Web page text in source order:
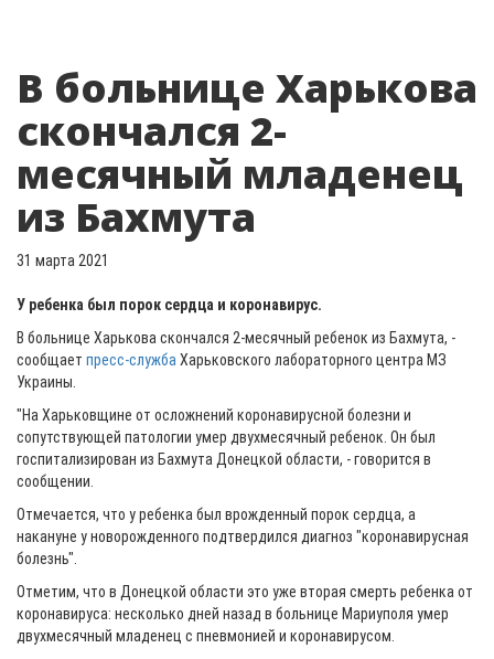
В больнице Харькова
скончался 2-
месячный младенец
из Бахмута
31 марта 2021
У ребенка был порок сердца и коронавирус.
В больнице Харькова скончался 2-месячный ребенок из Бахмута, -
сообщает пресс-служба Харьковского лабораторного центра МЗ
Украины.
"На Харьковщине от осложнений коронавирусной болезни и
сопутствующей патологии умер двухмесячный ребенок. Он был
госпитализирован из Бахмута Донецкой области, - говорится в
сообщении.
Отмечается, что у ребенка был врожденный порок сердца, а
накануне у новорожденного подтвердился диагноз "коронавирусная
болезнь".
Отметим, что в Донецкой области это уже вторая смерть ребенка от
коронавируса: несколько дней назад в больнице Мариуполя умер
двухмесячный младенец с пневмонией и коронавирусом.